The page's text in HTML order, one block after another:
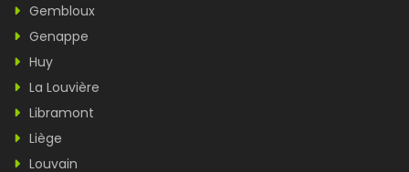
Gembloux
Genappe
Huy
La Louvière
Libramont
Liège
Louvain